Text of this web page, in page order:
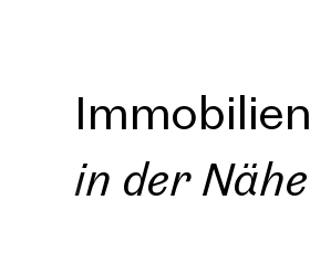
Immobilien
in der Nähe